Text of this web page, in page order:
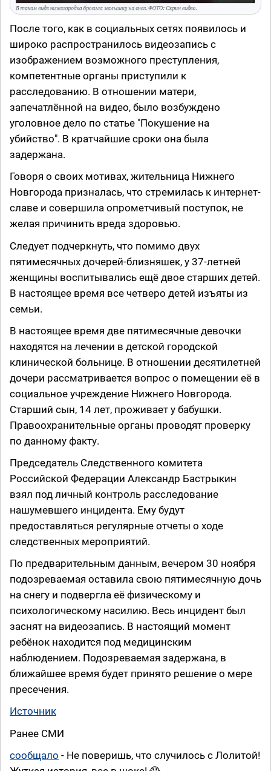
После того, как в социальных сетях появилось и
широко распространилось видеозапись с
изображением возможного преступления,
компетентные органы приступили к
расследованию. В отношении матери,
запечатлённой на видео, было возбуждено
уголовное дело по статье "Покушение на
убийство". В кратчайшие сроки она была
задержана.
Говоря о своих мотивах, жительница Нижнего
Новгорода призналась, что стремилась к интернет-
славе и совершила опрометчивый поступок, не
желая причинить вреда здоровью.
Следует подчеркнуть, что помимо двух
пятимесячных дочерей-близняшек, у 37-летней
женщины воспитывались ещё двое старших детей.
В настоящее время все четверо детей изъяты из
семьи.
В настоящее время две пятимесячные девочки
находятся на лечении в детской городской
клинической больнице. В отношении десятилетней
дочери рассматривается вопрос о помещении её в
социальное учреждение Нижнего Новгорода.
Старший сын, 14 лет, проживает у бабушки.
Правоохранительные органы проводят проверку
по данному факту.
Председатель Следственного комитета
Российской Федерации Александр Бастрыкин
взял под личный контроль расследование
нашумевшего инцидента. Ему будут
предоставляться регулярные отчеты о ходе
следственных мероприятий.
По предварительным данным, вечером 30 ноября
подозреваемая оставила свою пятимесячную дочь
на снегу и подвергла её физическому и
психологическому насилию. Весь инцидент был
заснят на видеозапись. В настоящий момент
ребёнок находится под медицинским
наблюдением. Подозреваемая задержана, в
ближайшее время будет принято решение о мере
пресечения.
Источник
Ранее СМИ
сообщало - Не поверишь, что случилось с Лолитой!